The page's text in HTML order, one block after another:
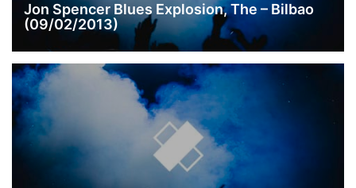
Jon Spencer Blues Explosion, The – Bilbao
(09/02/2013)